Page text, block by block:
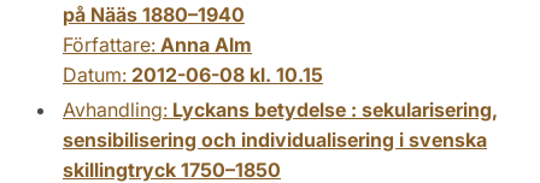
på Nääs 1880–1940
Författare: Anna Alm
Datum: 2012-06-08 kl. 10.15
Avhandling: Lyckans betydelse : sekularisering,
sensibilisering och individualisering i svenska
skillingtryck 1750–1850